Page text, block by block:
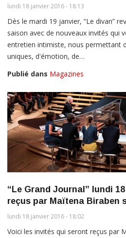
lundi 18 janvier 2016 - 18:13
Dès le mardi 19 janvier, “Le divan”
saison avec de nouveaux invités qui
entretien intimiste, nous permettant
uniques, d'émotion, de…
Publié dans Magazines
“Le Grand Journal” lundi
reçus par Maïtena Biraben
lundi 18 janvier 2016 - 18:02
Voici les invités qui seront reçus par